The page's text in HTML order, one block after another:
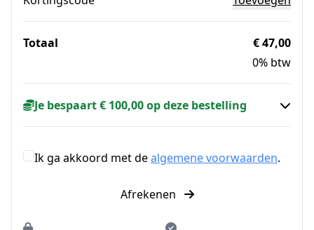
Totaal
€ 47,00
0% btw
Je bespaart € 100,00 op deze bestelling
Ik ga akkoord met dealgemene voorwaarden.
Afrekenen